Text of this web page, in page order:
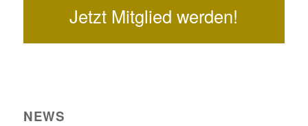
Jetzt Mitglied werden!
NEWS